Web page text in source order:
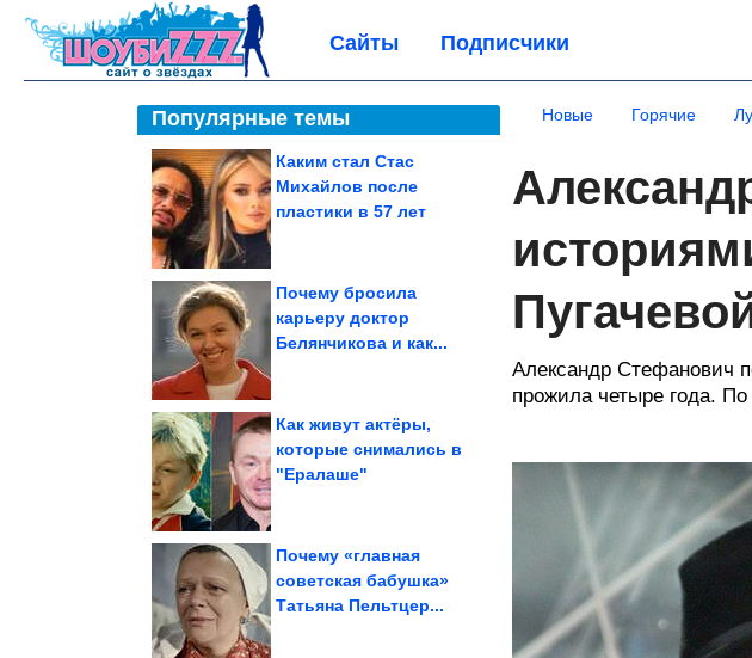
Сайты Подписчики
Популярные темы
Каким стал Стас
Михайлов после
пластики в 57 лет
Почему бросила
карьеру доктор
Белянчикова и как...
Как живут актёры,
которые снимались в
"Ералаше"
Почему «главная
советская бабушка»
Татьяна Пельтцер...
Новые Горячие
Александр Стефанович
прожила четыре года.